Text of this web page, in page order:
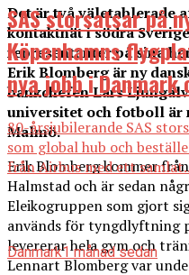
Det är två väletablerade
kontaktnät i södra
representanter på sina
Erik Blomberg är ny
bankchefen Lars
universitet och fotboll är
Malmö.
Erik Blomberg kommer
Halmstad och är sedan
Eleikogruppen som gjort
används för tyngdlyftning
levererar hela gym och
Lennart Blomberg var
SAS storsatsar på
Köpenhamns
nya jobb i Danmark
80-årsjubilerande SAS
som global hub och
från Airbus med ett
Danmark1 månad sedan